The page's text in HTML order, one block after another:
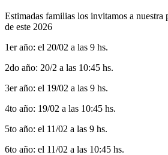
Estimadas familias los invitamos a nuestra
de este 2026
1er año: el 20/02 a las 9 hs.
2do año: 20/2 a las 10:45 hs.
3er año: el 19/02 a las 9 hs.
4to año: 19/02 a las 10:45 hs.
5to año: el 11/02 a las 9 hs.
6to año: el 11/02 a las 10:45 hs.